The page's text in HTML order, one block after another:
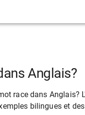
Anglais?
race dans Anglais?
bilingues et